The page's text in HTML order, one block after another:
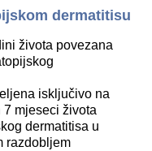
dermatitisu
života povezana
isključivo na
mjeseci života
dermatitisa u
razdobljem